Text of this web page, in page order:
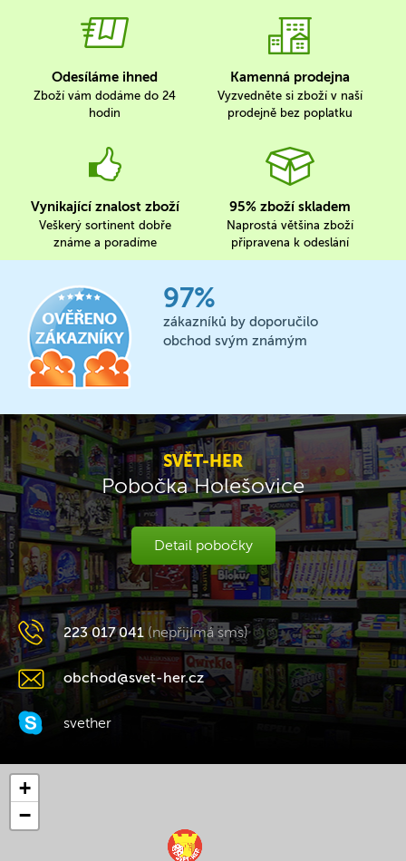
Odesíláme ihned
Zboží vám dodáme do 24
hodin
Kamenná prodejna
Vyzvedněte si zboží v naší
prodejně bez poplatku
Vynikající znalost zboží
Veškerý sortinent dobře
známe a poradíme
95% zboží skladem
Naprostá většina zboží
připravena k odeslání
97%
zákazníků by doporučilo
obchod svým známým
SVĚT-HER
Pobočka Holešovice
Detail pobočky
223 017 041 (nepřijímá sms)
obchod@svet-her.cz
svether
+
−